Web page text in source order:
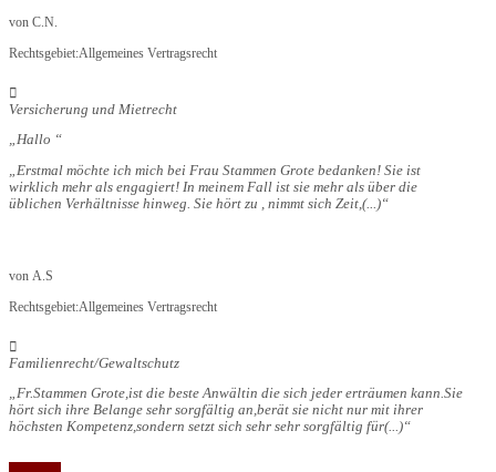
von C.N.
Rechtsgebiet:Allgemeines Vertragsrecht
Versicherung und Mietrecht
Hallo
Erstmal möchte ich mich bei Frau Stammen Grote bedanken! Sie ist
wirklich mehr als engagiert! In meinem Fall ist sie mehr als über die
üblichen Verhältnisse hinweg. Sie hört zu , nimmt sich Zeit,(...)
von A.S
Rechtsgebiet:Allgemeines Vertragsrecht
Familienrecht/Gewaltschutz
Fr.Stammen Grote,ist die beste Anwältin die sich jeder erträumen kann.Sie
hört sich ihre Belange sehr sorgfältig an,berät sie nicht nur mit ihrer
höchsten Kompetenz,sondern setzt sich sehr sehr sorgfältig für(...)